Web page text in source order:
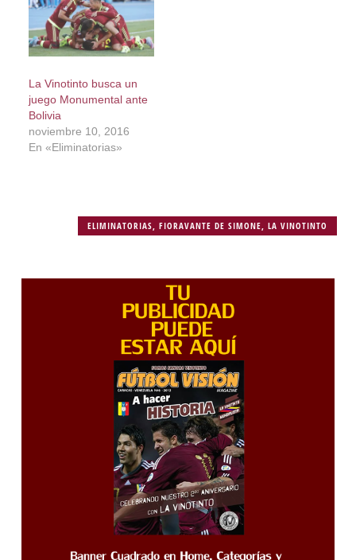
La Vinotinto busca un
juego Monumental ante
Bolivia
noviembre 10, 2016
En «Eliminatorias»
ELIMINATORIAS ,FIORAVANTE DE SIMONE ,LA VINOTINTO